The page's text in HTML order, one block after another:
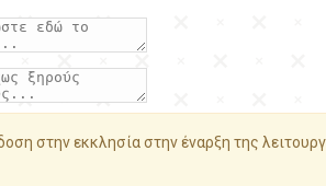
στην εκκλησία στην έναρξη της